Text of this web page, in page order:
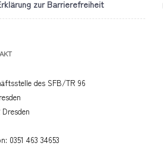
zur Barrierefreiheit
des SFB/TR 96
Dresden
0351 463 34653